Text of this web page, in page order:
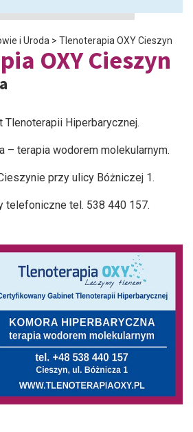
i Uroda > Tlenoterapia OXY Cieszyn
OXY Cieszyn
Tlenoterapii Hiperbarycznej.
– terapia wodorem molekularnym.
przy ulicy Bóżniczej 1.
telefoniczne tel. 538 440 157.